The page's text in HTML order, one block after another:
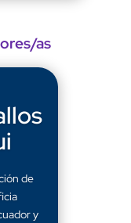
as
de
y